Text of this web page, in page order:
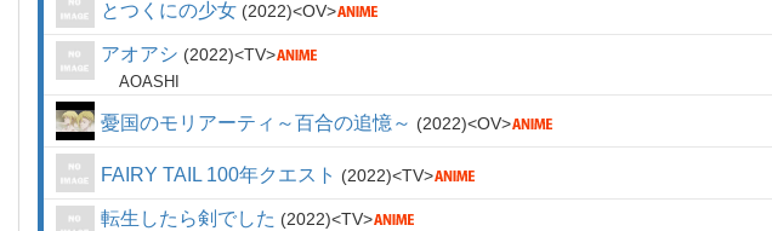
とつくにの少女 2022 OV
アオアシ 2022 TV
AOASHI
憂国のモリアーティ～百合の追憶～ 2022 OV
FAIRY TAIL 100年クエスト 2022 TV
転生したら剣でした 2022 TV